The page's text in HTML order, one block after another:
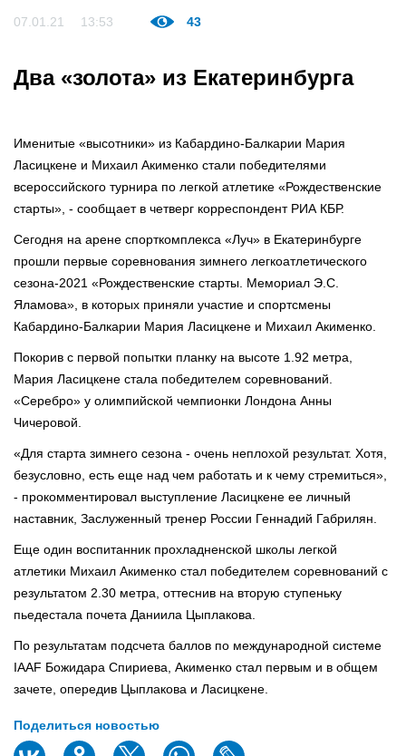
07.01.21 13:53 43
Два «золота» из Екатеринбурга
Именитые «высотники» из Кабардино-Балкарии Мария
Ласицкене и Михаил Акименко стали победителями
всероссийского турнира по легкой атлетике «Рождественские
старты», - сообщает в четверг корреспондент РИА КБР.
Сегодня на арене спорткомплекса «Луч» в Екатеринбурге
прошли первые соревнования зимнего легкоатлетического
сезона-2021 «Рождественские старты. Мемориал Э.С.
Яламова», в которых приняли участие и спортсмены
Кабардино-Балкарии Мария Ласицкене и Михаил Акименко.
Покорив с первой попытки планку на высоте 1.92 метра,
Мария Ласицкене стала победителем соревнований.
«Серебро» у олимпийской чемпионки Лондона Анны
Чичеровой.
«Для старта зимнего сезона - очень неплохой результат. Хотя,
безусловно, есть еще над чем работать и к чему стремиться»,
- прокомментировал выступление Ласицкене ее личный
наставник, Заслуженный тренер России Геннадий Габрилян.
Еще один воспитанник прохладненской школы легкой
атлетики Михаил Акименко стал победителем соревнований с
результатом 2.30 метра, оттеснив на вторую ступеньку
пьедестала почета Даниила Цыплакова.
По результатам подсчета баллов по международной системе
IAAF Божидара Спириева, Акименко стал первым и в общем
зачете, опередив Цыплакова и Ласицкене.
Поделиться новостью